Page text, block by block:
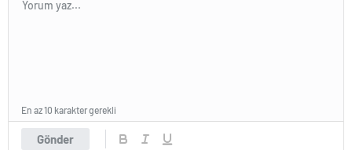
Gönder
En az 10 karakter gerekli